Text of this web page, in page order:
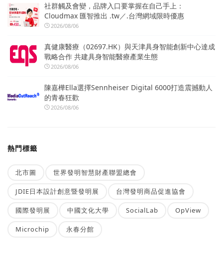
社群觸及會變，品牌入口要掌握在自己手上：
Cloudmax 匯智推出 .tw／.台灣網域限時優惠
2026/08/06
真健康醫療（02697.HK）與天津具身智能創新中心達成
戰略合作 共建具身智能醫療產業生態
2026/08/06
陳嘉樺Ella選擇Sennheiser Digital 6000打造震撼動人
的青春狂歡
2026/08/06
熱門標籤
北市圖 世界發明智慧財產聯盟總會
JDIE日本設計創意暨發明展 台灣發明商品促進協會
國際發明展 中國文化大學 SocialLab OpView
Microchip 永春分館